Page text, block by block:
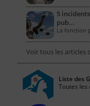
5
pub…
La fonction
Voir tous les articles
Liste des
Toutes les